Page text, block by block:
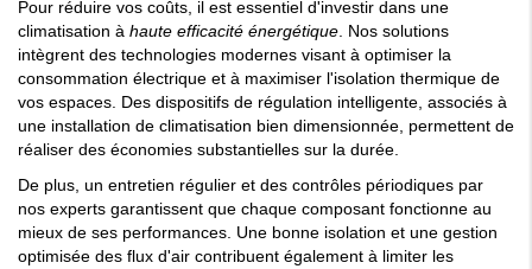
Pour réduire vos coûts, il est essentiel d'investir dans une
climatisation à haute efficacité énergétique. Nos solutions
intègrent des technologies modernes visant à optimiser la
consommation électrique et à maximiser l'isolation thermique de
vos espaces. Des dispositifs de régulation intelligente, associés à
une installation de climatisation bien dimensionnée, permettent de
réaliser des économies substantielles sur la durée.
De plus, un entretien régulier et des contrôles périodiques par
nos experts garantissent que chaque composant fonctionne au
mieux de ses performances. Une bonne isolation et une gestion
optimisée des flux d'air contribuent également à limiter les